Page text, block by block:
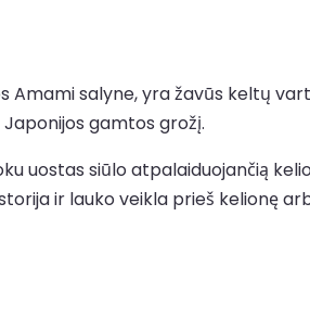
salyne, yra žavūs keltų
gamtos grožį.
uostas siūlo atpalaiduojančią
ir lauko veikla prieš kelionę